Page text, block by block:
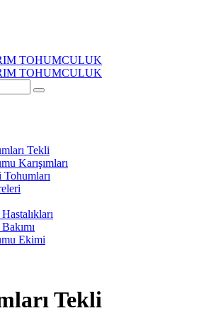
Tekli
Karışımları
Ekimi
Tekli